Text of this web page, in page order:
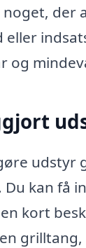
der
eller
og
udstyr
kan få
kort
en